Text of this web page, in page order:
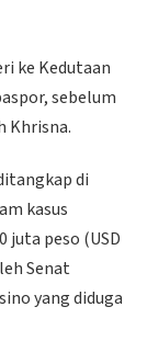
ke Kedutaan
sebelum
Khrisna.
di
kasus
juta peso (USD
Senat
yang diduga